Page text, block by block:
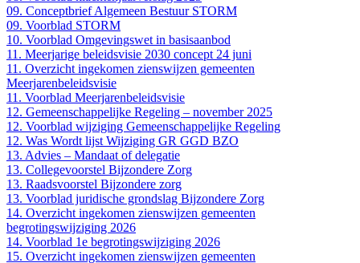
09. Conceptbrief Algemeen Bestuur STORM
09. Voorblad STORM
10. Voorblad Omgevingswet in basisaanbod
11. Meerjarige beleidsvisie 2030 concept 24 juni
11. Overzicht ingekomen zienswijzen gemeenten
Meerjarenbeleidsvisie
11. Voorblad Meerjarenbeleidsvisie
12. Gemeenschappelijke Regeling – november 2025
12. Voorblad wijziging Gemeenschappelijke Regeling
12. Was Wordt lijst Wijziging GR GGD BZO
13. Advies – Mandaat of delegatie
13. Collegevoorstel Bijzondere Zorg
13. Raadsvoorstel Bijzondere zorg
13. Voorblad juridische grondslag Bijzondere Zorg
14. Overzicht ingekomen zienswijzen gemeenten
begrotingswijziging 2026
14. Voorblad 1e begrotingswijziging 2026
15. Overzicht ingekomen zienswijzen gemeenten